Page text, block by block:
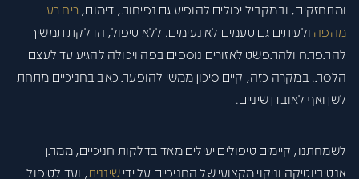
ומתחזקים, ובמקביל יכולים להופיע גם נפיחות, דימום, ריח רע
מהפה ולעיתים גם טעמים לא נעימים. ללא טיפול, הדלקת תמשיך
להתפתח ולהתפשט לאזורים נוספים בפה ויכולה להגיע עד לעצם
הלסת. במקרה כזה, קיים סיכון ממשי להופעת כאב בחניכיים מתחת
לשן ואף לאובדן שיניים.
לשמחתנו, קיימים טיפולים יעילים מאד בדלקות חניכיים, ממתן
אנטיביוטיקה וניקוי מקצועי של החניכיים על ידישיננית, ועד לטיפול